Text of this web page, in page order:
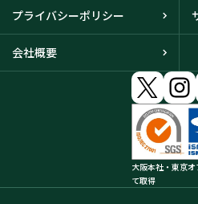
プライバシーポリシー
会社概要
大阪本社・東京オ
て取得